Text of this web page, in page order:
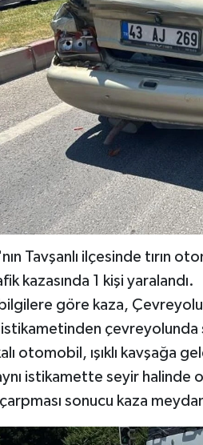
Tavşanlı ilçesinde tırın
kazasında 1 kişi yaralandı.
göre kaza, Çevreyolu
istikametinden çevreyolunda
otomobil, ışıklı kavşağa
istikamette seyir halinde
sonucu kaza